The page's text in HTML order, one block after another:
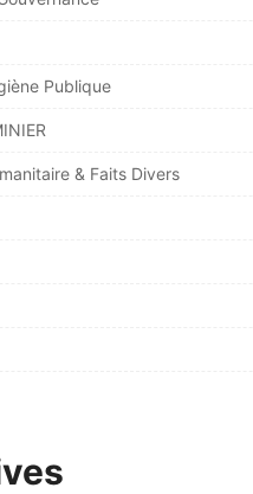
Publique
& Faits Divers